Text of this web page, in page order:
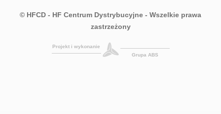
© HFCD - HF Centrum Dystrybucyjne - Wszelkie prawa
zastrzeżony
Projekt i wykonanie
Grupa ABS